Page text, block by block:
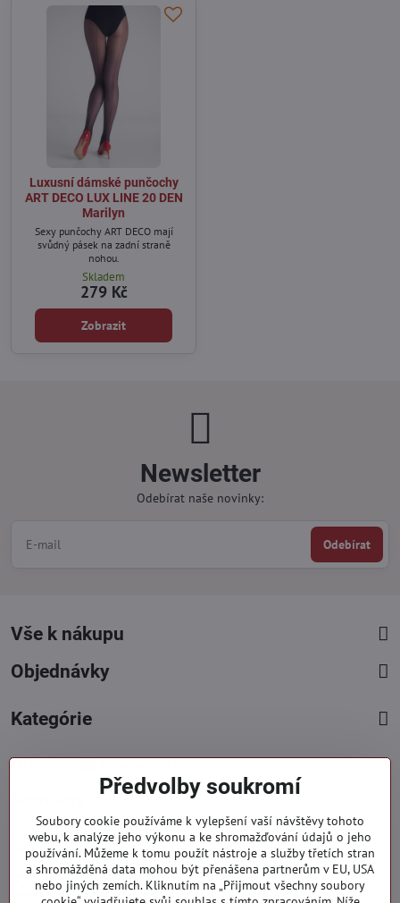
Luxusní dámské punčochy
ART DECO LUX LINE 20 DEN
Marilyn
Sexy punčochy ART DECO mají
svůdný pásek na zadní straně
nohou.
Skladem
279 Kč
Zobrazit
Newsletter
Odebírat naše novinky:
Odebírat
Vše k nákupu
Objednávky
Kategórie
+421 919 060 751
Pondělí - Pátek : 09:00 - 15:00 hod.
info​@everlady​.eu
Non stop ( 24/7 )
Předvolby soukromí
Soubory cookie používáme k vylepšení vaší návštěvy tohoto
webu, k analýze jeho výkonu a ke shromažďování údajů o jeho
používání. Můžeme k tomu použít nástroje a služby třetích stran
a shromážděná data mohou být přenášena partnerům v EU, USA
nebo jiných zemích. Kliknutím na „Přijmout všechny soubory